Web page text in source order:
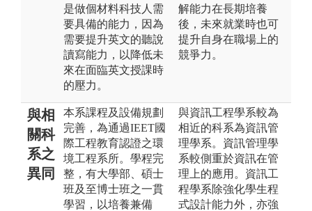
是做個材料科技人需
要具備的能力，因為
需要提升英文的聽說
讀寫能力，以降低未
來在面臨英文授課時
的壓力。
解能力在長期培養
後，未來就業時也可
提升自身在職場上的
競爭力。
與相
關科
系之
異同
本系課程及設備規劃
完善，為通過IEET國
際工程教育認證之環
境工程系所。學程完
整，有大學部、碩士
班及至博士班之一貫
學習，以培養兼備
與資訊工程學系較為
相近的科系為資訊管
理學系。資訊管理學
系較側重於資訊在管
理上的應用。資訊工
程學系除強化學生程
式設計能力外，亦強